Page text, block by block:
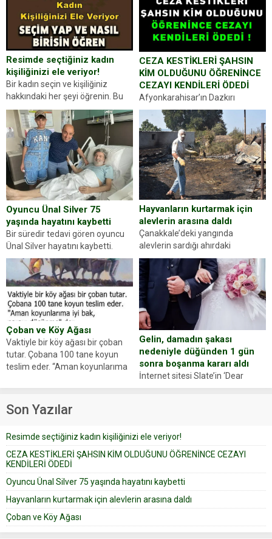
Resimde seçtiğiniz kadın
kişiliğinizi ele veriyor!
Bir kadın seçin ve kişiliğiniz
hakkındaki her şeyi öğrenin. Bu
kez karşınıza oldukça farklı bir
kişilik testiyle çıkıyoruz. Resimde
gördüğünüz kadın figürlerinden
dikkatinizi en...
CEZA KESTİKLERİ ŞAHSIN
KİM OLDUĞUNU ÖĞRENİNCE
CEZAYI KENDİLERİ ÖDEDİ
Afyonkarahisar’ın Dazkırı
ilçesinde trafik uygulaması
yapan jandarma ekipleri
durdurdukları bir otomobilin
sürücüsünden ehliyet ve ruhsat
sorup belgelerini istedi. Sürücü
Abdurrahman Ö.nün verdiği
evraklarda eksik olduğunu...
Oyuncu Ünal Silver 75
yaşında hayatını kaybetti
Bir süredir tedavi gören oyuncu
Ünal Silver hayatını kaybetti.
Haberi, oyuncunun menajerlik
ajansı duyurdu. Renda Güner,
sosyal medya hesabında “Usta
Oyuncumuz ve çok değerli
dostumuz...
Hayvanların kurtarmak için
alevlerin arasına daldı
Çanakkale’deki yangında
alevlerin sardığı ahırdaki
hayvanlarını kurtarmak isteyen
Zeki Demir (66) ölümden döndü.
Yüzünde ve ellerinde yanıklar
oluşan Demir, kâbus dolu anları
anlattı… Merkeze bağlı...
Çoban ve Köy Ağası
Vaktiyle bir köy ağası bir çoban
tutar. Çobana 100 tane koyun
teslim eder. “Aman koyunlarıma
Çoban koyunları alır gider. Aylar...
Gelin, damadın şakası
nedeniyle düğünden 1 gün
sonra boşanma kararı aldı
İnternet sitesi Slate’in ‘Dear
Prudence’ isimli tavsiye köşesine
yapıştırdığı için düğünden...
Son Yazılar
Resimde seçtiğiniz kadın kişiliğinizi ele veriyor!
CEZA KESTİKLERİ ŞAHSIN KİM OLDUĞUNU ÖĞRENİNCE CEZAYI
KENDİLERİ ÖDEDİ
Oyuncu Ünal Silver 75 yaşında hayatını kaybetti
Hayvanların kurtarmak için alevlerin arasına daldı
Çoban ve Köy Ağası